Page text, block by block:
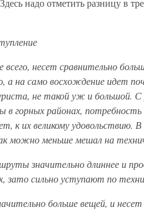
надо отметить разницу в
несет сравнительно
а на само восхождение идет
не такой уж и большой.
в горных районах,
к их великому удовольствию.
можно меньше мешал на
значительно длиннее и
зато сильно уступают по
больше вещей, и